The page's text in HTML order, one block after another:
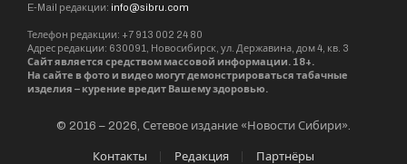
E-Mail редакции: info@sibru.com
Телефон редакции: +7 913 002 24 80
Адрес редакции: 630091, Новосибирск, ул. Державина, дом 4, кв. 3
Сайт является средством массовой информации. 18+.
На сайте в фото и видео могут демонстрироваться табачные
изделия – курение вредит Вашему здоровью.
© 2016 – 2026, Сетевое издание «Новости Сибири».
Контакты Редакция Партнёры